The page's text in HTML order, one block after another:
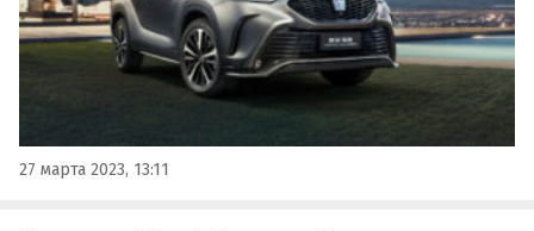
27 марта 2023, 13:11